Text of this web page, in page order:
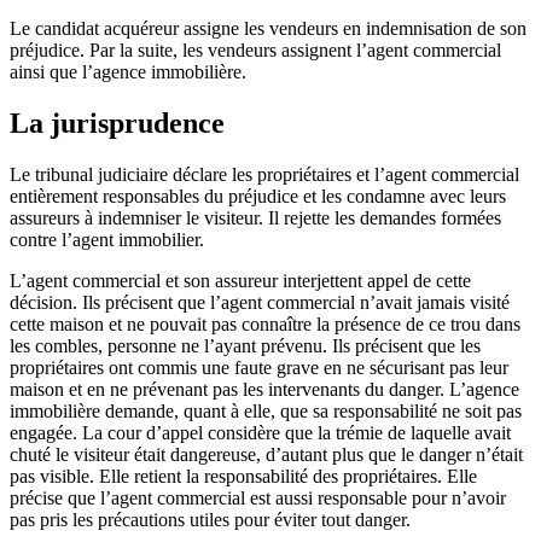
Le candidat acquéreur assigne les vendeurs en indemnisation de son
préjudice. Par la suite, les vendeurs assignent l’agent commercial
ainsi que l’agence immobilière.
La jurisprudence
Le tribunal judiciaire déclare les propriétaires et l’agent commercial
entièrement responsables du préjudice et les condamne avec leurs
assureurs à indemniser le visiteur. Il rejette les demandes formées
contre l’agent immobilier.
L’agent commercial et son assureur interjettent appel de cette
décision. Ils précisent que l’agent commercial n’avait jamais visité
cette maison et ne pouvait pas connaître la présence de ce trou dans
les combles, personne ne l’ayant prévenu. Ils précisent que les
propriétaires ont commis une faute grave en ne sécurisant pas leur
maison et en ne prévenant pas les intervenants du danger. L’agence
immobilière demande, quant à elle, que sa responsabilité ne soit pas
engagée. La cour d’appel considère que la trémie de laquelle avait
chuté le visiteur était dangereuse, d’autant plus que le danger n’était
pas visible. Elle retient la responsabilité des propriétaires. Elle
précise que l’agent commercial est aussi responsable pour n’avoir
pas pris les précautions utiles pour éviter tout danger.